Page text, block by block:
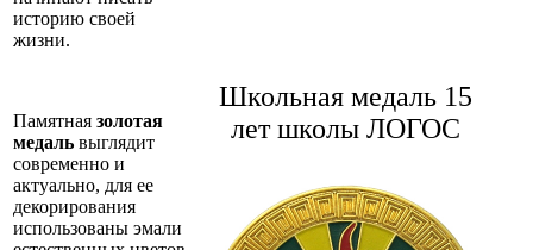
историю своей
жизни.
Памятная золотая
медаль выглядит
современно и
актуально, для ее
декорирования
использованы эмали
Школьная медаль 15
лет школы ЛОГОС